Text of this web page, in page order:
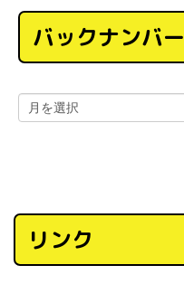
バックナンバー
リンク